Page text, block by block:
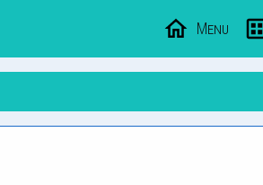
Menu